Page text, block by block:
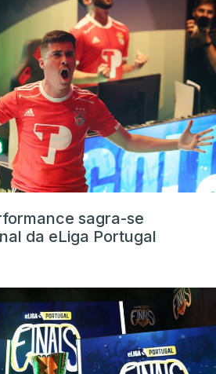
sagra-se
da eLiga Portugal